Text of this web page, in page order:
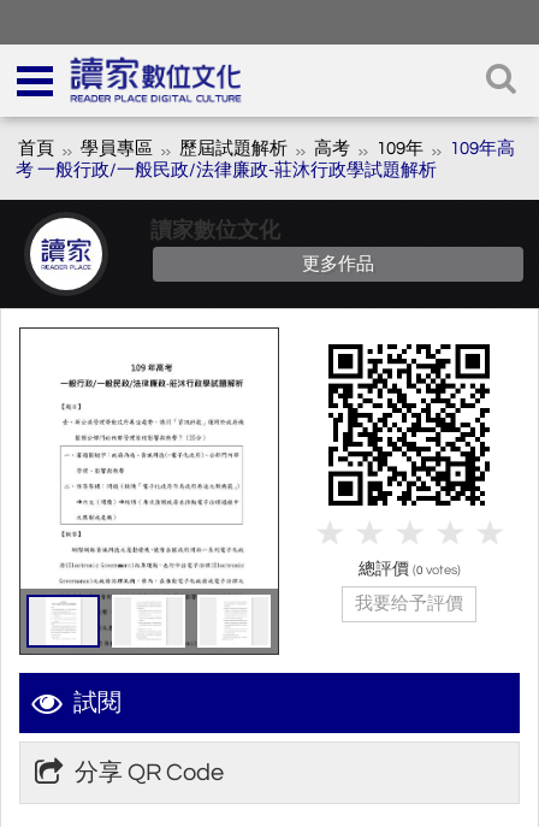
首頁 學員專區 歷屆試題解析 高考 109年
109年⾼
考 一般行政/一般民政/法律廉政-莊沐⾏政學試題解析
讀家數位文化
更多作品
試閱
分享 QR Code
總評價 (0 votes)
我要给予評價